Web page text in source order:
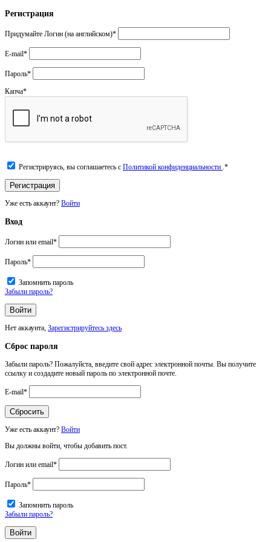
Регистрация
Придумайте Логин (на английском)*
E-mail*
Пароль*
Капча*
Регистрируясь, вы соглашаетесь с Политикой конфиденциальности .*
Уже есть аккаунт? Войти
Вход
Логин или email*
Пароль*
Запомнить пароль
Забыли пароль?
Нет аккаунта, Зарегистрируйтесь здесь
Сброс пароля
Забыли пароль? Пожалуйста, введите свой адрес электронной почты. Вы получите
ссылку и создадите новый пароль по электронной почте.
E-mail*
Уже есть аккаунт? Войти
Вы должны войти, чтобы добавить пост.
Логин или email*
Пароль*
Запомнить пароль
Забыли пароль?